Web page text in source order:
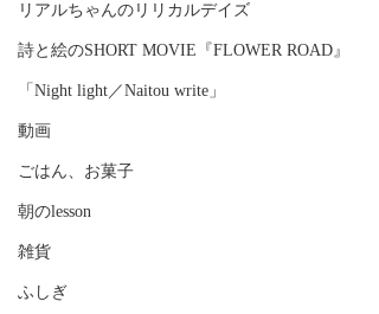
リアルちゃんのリリカルデイズ
詩と絵のSHORT MOVIE『FLOWER ROAD』
「Night light／Naitou write」
動画
ごはん、お菓子
朝のlesson
雑貨
ふしぎ